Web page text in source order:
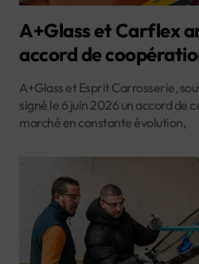
A+Glass et Carflex
accord de
A+Glass et Esprit Carrosserie,
signé le 6 juin 2026 un accord de
marché en constante évolution,